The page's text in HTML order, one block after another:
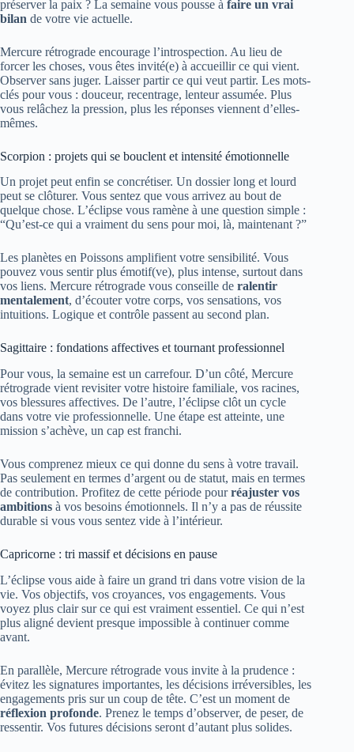
préserver la paix ? La semaine vous pousse à faire un vrai
bilan de votre vie actuelle.
Mercure rétrograde encourage l’introspection. Au lieu de
forcer les choses, vous êtes invité(e) à accueillir ce qui vient.
Observer sans juger. Laisser partir ce qui veut partir. Les mots-
clés pour vous : douceur, recentrage, lenteur assumée. Plus
vous relâchez la pression, plus les réponses viennent d’elles-
mêmes.
Scorpion : projets qui se bouclent et intensité émotionnelle
Un projet peut enfin se concrétiser. Un dossier long et lourd
peut se clôturer. Vous sentez que vous arrivez au bout de
quelque chose. L’éclipse vous ramène à une question simple :
“Qu’est-ce qui a vraiment du sens pour moi, là, maintenant ?”
Les planètes en Poissons amplifient votre sensibilité. Vous
pouvez vous sentir plus émotif(ve), plus intense, surtout dans
vos liens. Mercure rétrograde vous conseille de ralentir
mentalement, d’écouter votre corps, vos sensations, vos
intuitions. Logique et contrôle passent au second plan.
Sagittaire : fondations affectives et tournant professionnel
Pour vous, la semaine est un carrefour. D’un côté, Mercure
rétrograde vient revisiter votre histoire familiale, vos racines,
vos blessures affectives. De l’autre, l’éclipse clôt un cycle
dans votre vie professionnelle. Une étape est atteinte, une
mission s’achève, un cap est franchi.
Vous comprenez mieux ce qui donne du sens à votre travail.
Pas seulement en termes d’argent ou de statut, mais en termes
de contribution. Profitez de cette période pourréajuster vos
ambitions à vos besoins émotionnels. Il n’y a pas de réussite
durable si vous vous sentez vide à l’intérieur.
Capricorne : tri massif et décisions en pause
L’éclipse vous aide à faire un grand tri dans votre vision de la
vie. Vos objectifs, vos croyances, vos engagements. Vous
voyez plus clair sur ce qui est vraiment essentiel. Ce qui n’est
plus aligné devient presque impossible à continuer comme
avant.
En parallèle, Mercure rétrograde vous invite à la prudence :
évitez les signatures importantes, les décisions irréversibles, les
engagements pris sur un coup de tête. C’est un moment de
réflexion profonde. Prenez le temps d’observer, de peser, de
ressentir. Vos futures décisions seront d’autant plus solides.